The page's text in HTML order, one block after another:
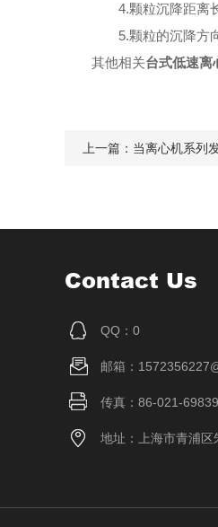
4.颗粒沉降距离长
5.颗粒的沉降方向
其他相关台式低速离
上一篇： 当离心机系列
Contact Us
QQ：0
邮箱：
传真：86-021-
地址：上海市青浦